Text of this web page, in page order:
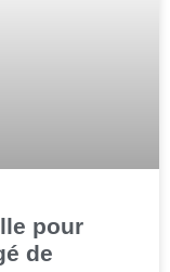
pour
de